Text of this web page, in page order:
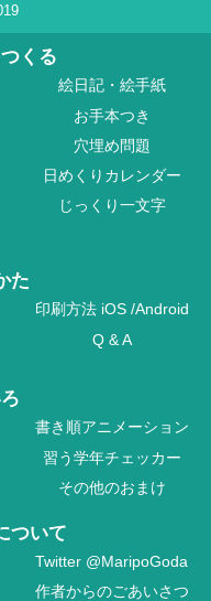
くる
絵日記・絵手紙
お手本つき
穴埋め問題
日めくりカレンダー
じっくり一文字
た
印刷方法 iOS /Android
Q & A
書き順アニメーション
習う学年チェッカー
その他のおまけ
ついて
Twitter @MaripoGoda
作者からのごあいさつ